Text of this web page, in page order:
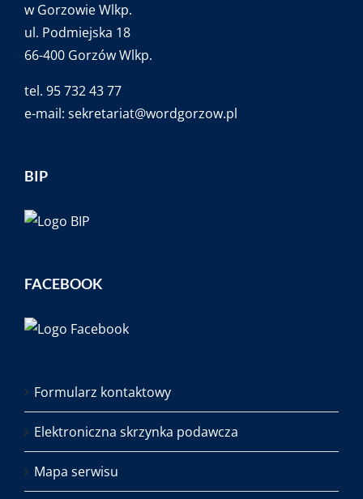
w Gorzowie Wlkp.
ul. Podmiejska 18
66-400 Gorzów Wlkp.
tel. 95 732 43 77
e-mail: sekretariat@wordgorzow.pl
BIP
FACEBOOK
Formularz kontaktowy
Elektroniczna skrzynka podawcza
Mapa serwisu